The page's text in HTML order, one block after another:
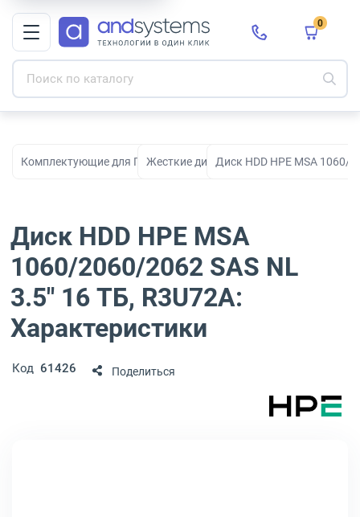
0
Комплектующие для ПК, сборки и модернизации
Жесткие диски HDDДиск HDD HPE MSA 1060/
Диск HDD HPE MSA
1060/2060/2062 SAS NL
3.5" 16 ТБ, R3U72A:
Характеристики
Код 61426 Поделиться